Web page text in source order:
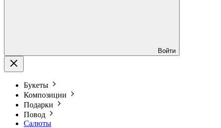
Войти
Букеты
Композиции
Подарки
Повод
Салюты